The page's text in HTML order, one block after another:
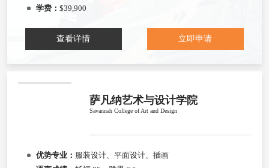
学费： $39,900
查看详情 立即申请
萨凡纳艺术与设计学院
Savannah College of Art and Design
优势专业： 服装设计、平面设计、插画